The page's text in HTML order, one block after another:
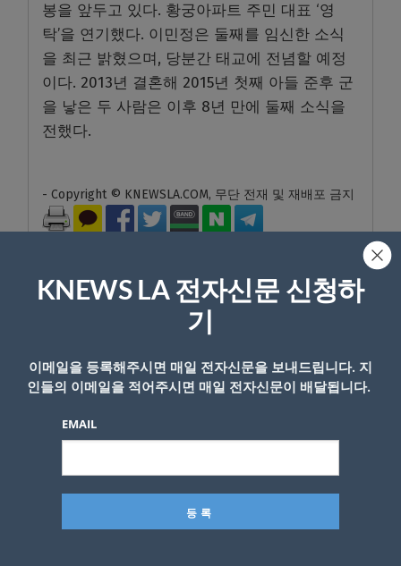
봉을 앞두고 있다. 황궁아파트 주민 대표 ‘영
탁’을 연기했다. 이민정은 둘째를 임신한 소식
을 최근 밝혔으며, 당분간 태교에 전념할 예정
이다. 2013년 결혼해 2015년 첫째 아들 준후 군
을 낳은 두 사람은 이후 8년 만에 둘째 소식을
전했다.
- Copyright © KNEWSLA.COM, 무단 전재 및 재배포 금지
이메일 주소는 공개되지 않습니다. 필수 필드는 *로 표시됩니
다
KNEWS LA 전자신문 신청하
기
이메일을 등록해주시면 매일 전자신문을 보내드립니다. 지
인들의 이메일을 적어주시면 매일 전자신문이 배달됩니다.
EMAIL